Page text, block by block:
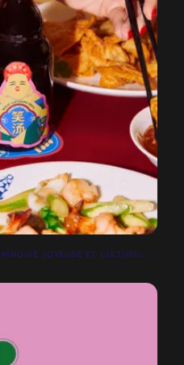
JOYEUSE ET CULTURELLE